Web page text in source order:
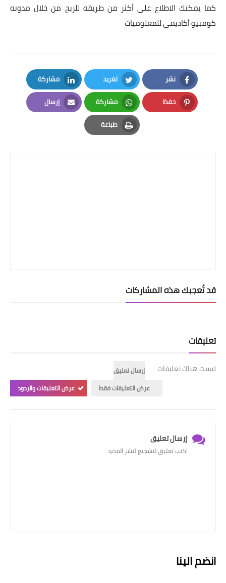
كما يمكنك الاطلاع علي أكثر من طريقه للربح من خلال مدونه
كومبيو أكاديمي للمعلوميات
نشر
Facebook
تغريد
Twitter
مشاركة
LinkedIn
حفظ
Pinterest
مشاركة
Whatsapp
إرسال
Email
طباعة
Print
قد تُعجبك هذه المشاركات
تعليقات
ليست هناك تعليقات
إرسال تعليق
عرض التعليقات فقط
عرض التعليقات والردود
إرسال تعليق
اكتب تعليق لتشجيع لنشر المذيد
انضم الينا